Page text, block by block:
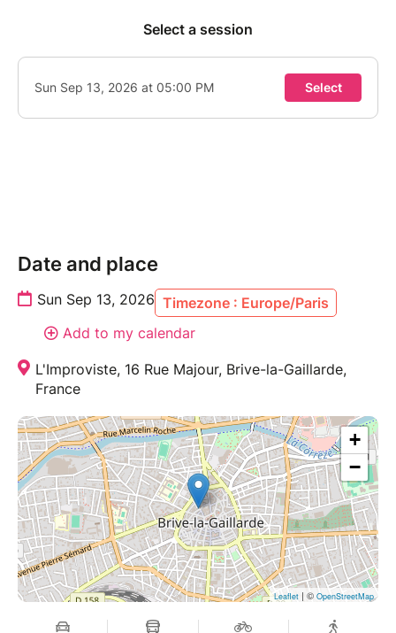
Date and place
Sun Sep 13, 2026 Timezone : Europe/Paris
Add to my calendar
L'Improviste, 16 Rue Majour, Brive-la-Gaillarde,
France
+
−
Leaflet | © OpenStreetMap